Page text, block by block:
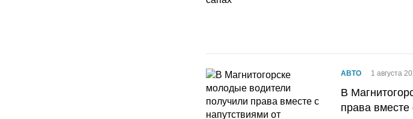
АВТО 1 августа
В
права вместе